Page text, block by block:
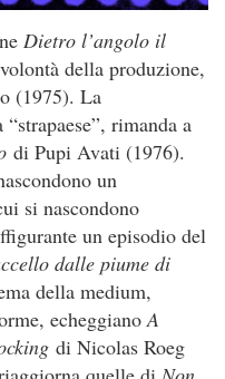
Dietro l’angolo il
della produzione,
(1975). La
rimanda a
di Pupi Avati (1976).
un
si nascondono
un episodio del
dalle piume di
della medium,
echeggianoA
di Nicolas Roeg